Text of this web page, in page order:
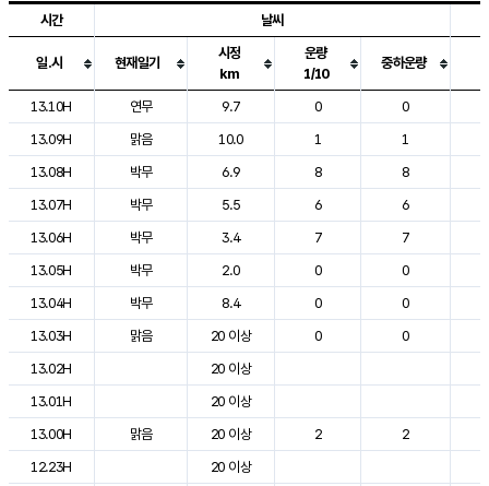
도시별 기상실황표로 지점, 날씨, 기온, 강수, 바람, 기압등을 안내한 표입
시간 날씨
일.시 현재일기
시정
km
운량
1/10
중하운량
13.10H
연무 9.7 0 0
13.09H
맑음 10.0 1 1
13.08H
박무 6.9 8 8
13.07H
박무 5.5 6 6
13.06H
박무 3.4 7 7
13.05H
박무 2.0 0 0
13.04H
박무 8.4 0 0
13.03H
맑음 20 이상 0 0
13.02H
20 이상
13.01H
20 이상
13.00H
맑음 20 이상 2 2
12.23H
20 이상